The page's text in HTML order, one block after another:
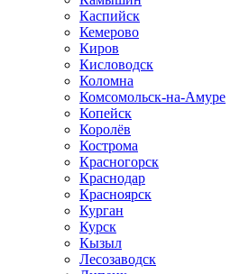
Каспийск
Кемерово
Киров
Кисловодск
Коломна
Комсомольск-на-Амуре
Копейск
Королёв
Кострома
Красногорск
Краснодар
Красноярск
Курган
Курск
Кызыл
Лесозаводск